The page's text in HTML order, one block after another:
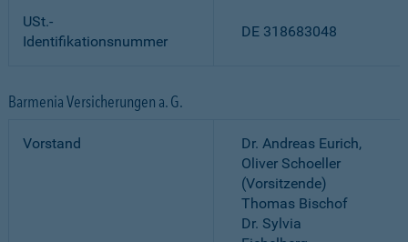
USt.-
Identifikationsnummer
DE 318683048
Barmenia Versicherungen a. G.
Vorstand
Dr. Andreas Eurich,
Oliver Schoeller
(Vorsitzende)
Thomas Bischof
Dr. Sylvia